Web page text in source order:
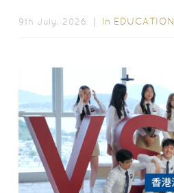
9th July, 2026 ｜ In EDUCATION